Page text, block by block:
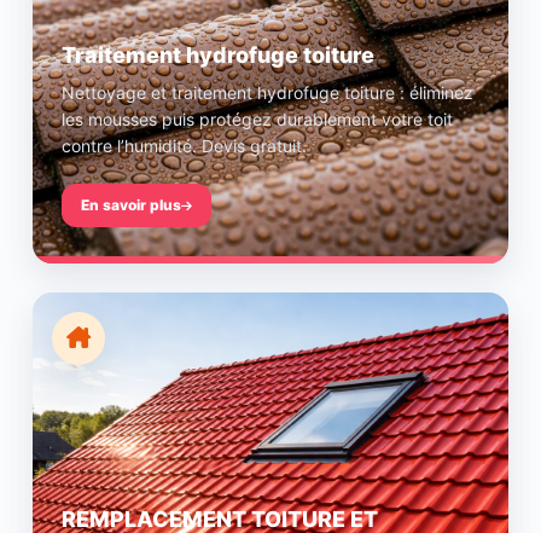
Traitement hydrofuge toiture
Nettoyage et traitement hydrofuge toiture : éliminez
les mousses puis protégez durablement votre toit
contre l’humidité. Devis gratuit.
En savoir plus
REMPLACEMENT TOITURE ET